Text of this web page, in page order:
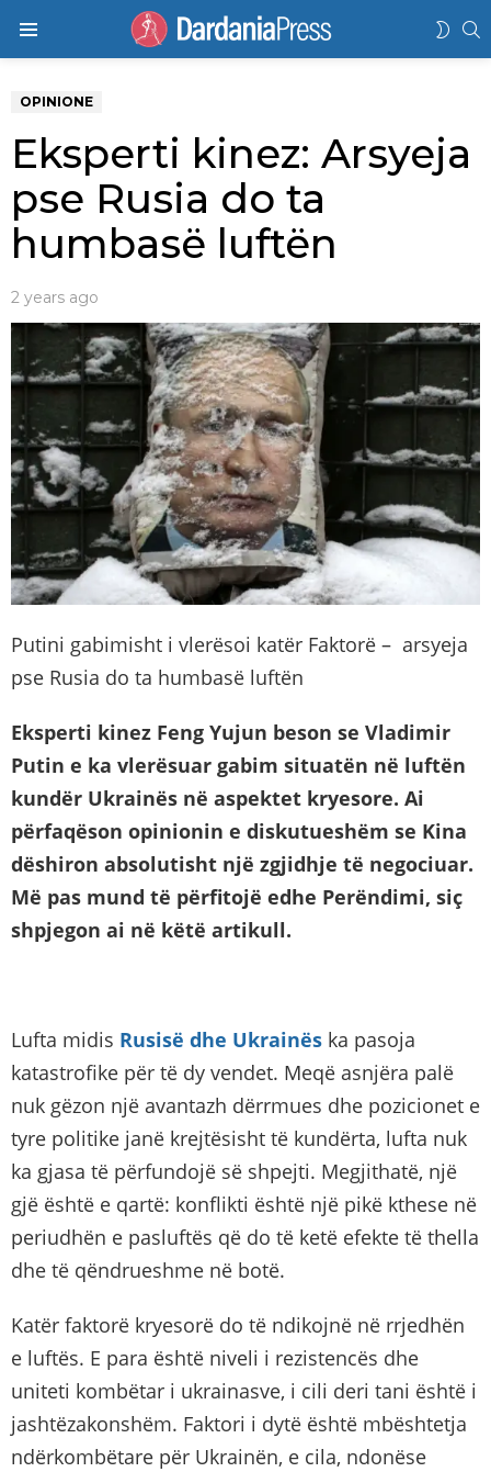
OPINIONE
Eksperti kinez: Arsyeja
pse Rusia do ta
humbasë luftën
2 years ago
Putini gabimisht i vlerësoi katër Faktorë – arsyeja
pse Rusia do ta humbasë luftën
Eksperti kinez Feng Yujun beson se Vladimir
Putin e ka vlerësuar gabim situatën në luftën
kundër Ukrainës në aspektet kryesore. Ai
përfaqëson opinionin e diskutueshëm se Kina
dëshiron absolutisht një zgjidhje të negociuar.
Më pas mund të përfitojë edhe Perëndimi, siç
shpjegon ai në këtë artikull.
Lufta midis Rusisë dhe Ukrainës ka pasoja
katastrofike për të dy vendet. Meqë asnjëra palë
nuk gëzon një avantazh dërrmues dhe pozicionet e
tyre politike janë krejtësisht të kundërta, lufta nuk
ka gjasa të përfundojë së shpejti. Megjithatë, një
gjë është e qartë: konflikti është një pikë kthese në
periudhën e pasluftës që do të ketë efekte të thella
dhe të qëndrueshme në botë.
Katër faktorë kryesorë do të ndikojnë në rrjedhën
e luftës. E para është niveli i rezistencës dhe
uniteti kombëtar i ukrainasve, i cili deri tani është i
jashtëzakonshëm. Faktori i dytë është mbështetja
ndërkombëtare për Ukrainën, e cila, ndonëse